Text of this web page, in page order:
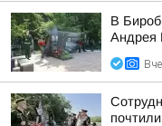
В
Андрея